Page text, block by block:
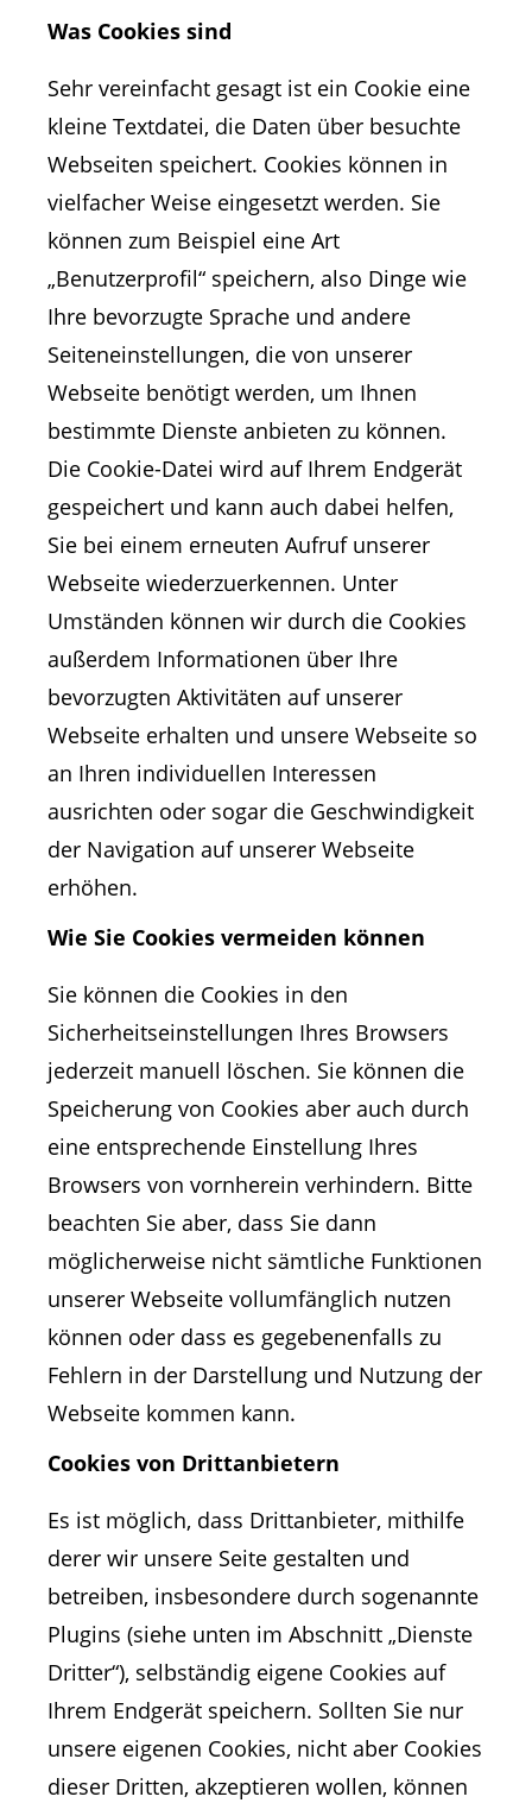
Was Cookies sind
Sehr vereinfacht gesagt ist ein Cookie eine
kleine Textdatei, die Daten über besuchte
Webseiten speichert. Cookies können in
vielfacher Weise eingesetzt werden. Sie
können zum Beispiel eine Art
„Benutzerprofil“ speichern, also Dinge wie
Ihre bevorzugte Sprache und andere
Seiteneinstellungen, die von unserer
Webseite benötigt werden, um Ihnen
bestimmte Dienste anbieten zu können.
Die Cookie-Datei wird auf Ihrem Endgerät
gespeichert und kann auch dabei helfen,
Sie bei einem erneuten Aufruf unserer
Webseite wiederzuerkennen. Unter
Umständen können wir durch die Cookies
außerdem Informationen über Ihre
bevorzugten Aktivitäten auf unserer
Webseite erhalten und unsere Webseite so
an Ihren individuellen Interessen
ausrichten oder sogar die Geschwindigkeit
der Navigation auf unserer Webseite
erhöhen.
Wie Sie Cookies vermeiden können
Sie können die Cookies in den
Sicherheitseinstellungen Ihres Browsers
jederzeit manuell löschen. Sie können die
Speicherung von Cookies aber auch durch
eine entsprechende Einstellung Ihres
Browsers von vornherein verhindern. Bitte
beachten Sie aber, dass Sie dann
möglicherweise nicht sämtliche Funktionen
unserer Webseite vollumfänglich nutzen
können oder dass es gegebenenfalls zu
Fehlern in der Darstellung und Nutzung der
Webseite kommen kann.
Cookies von Drittanbietern
Es ist möglich, dass Drittanbieter, mithilfe
derer wir unsere Seite gestalten und
betreiben, insbesondere durch sogenannte
Plugins (siehe unten im Abschnitt „Dienste
Dritter“), selbständig eigene Cookies auf
Ihrem Endgerät speichern. Sollten Sie nur
unsere eigenen Cookies, nicht aber Cookies
dieser Dritten, akzeptieren wollen, können